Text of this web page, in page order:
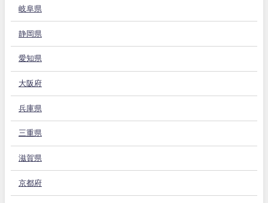
岐阜県
静岡県
愛知県
大阪府
兵庫県
三重県
滋賀県
京都府